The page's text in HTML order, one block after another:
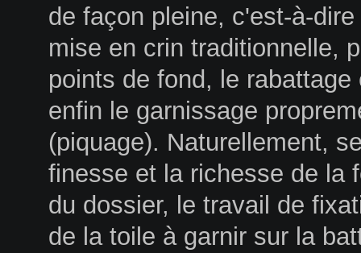
de façon pleine, c'est-à-
mise en crin traditionnelle,
points de fond, le rabattage
enfin le garnissage
(piquage). Naturellement,
finesse et la richesse de la
du dossier, le travail de
de la toile à garnir sur la